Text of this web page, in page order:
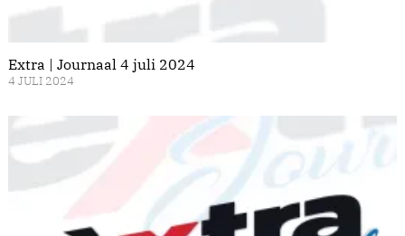
Extra | Journaal 4 juli 2024
4 JULI 2024